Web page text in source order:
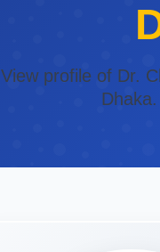
View profile of Dr.